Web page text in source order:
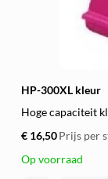
HP-300XL kleur
Hoge capaciteit
€ 16,50Prijs per
Op voorraad